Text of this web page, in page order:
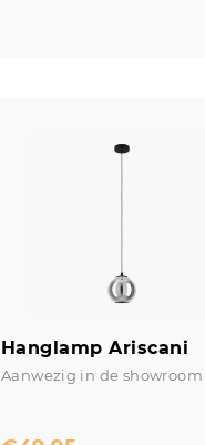
Hanglamp Ariscani
Aanwezig in de showroom